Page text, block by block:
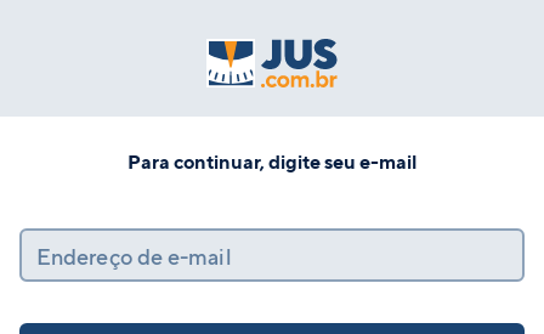
Para continuar, digite seu e-mail
Endereço de e-mail